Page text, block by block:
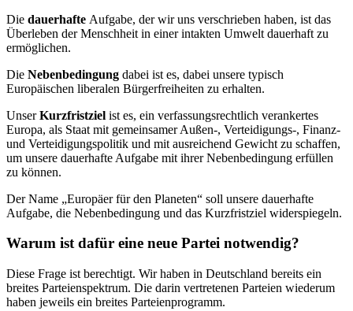
Die dauerhafte Aufgabe, der wir uns verschrieben haben, ist das
Überleben der Menschheit in einer intakten Umwelt dauerhaft zu
ermöglichen.
Die Nebenbedingung dabei ist es, dabei unsere typisch
Europäischen liberalen Bürgerfreiheiten zu erhalten.
UnserKurzfristziel ist es, ein verfassungsrechtlich verankertes
Europa, als Staat mit gemeinsamer Außen-, Verteidigungs-, Finanz-
und Verteidigungspolitik und mit ausreichend Gewicht zu schaffen,
um unsere dauerhafte Aufgabe mit ihrer Nebenbedingung erfüllen
zu können.
Der Name „Europäer für den Planeten“ soll unsere dauerhafte
Aufgabe, die Nebenbedingung und das Kurzfristziel widerspiegeln.
Warum ist dafür eine neue Partei notwendig?
Diese Frage ist berechtigt. Wir haben in Deutschland bereits ein
breites Parteienspektrum. Die darin vertretenen Parteien wiederum
haben jeweils ein breites Parteienprogramm.